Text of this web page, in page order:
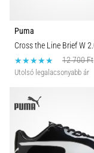
Puma
Cross the Line Brief W
12 700 Ft
Utolsó legalacsonyabb ár